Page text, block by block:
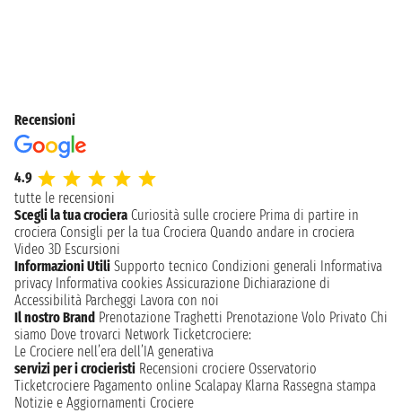
Recensioni
4.9
tutte le recensioni
Scegli la tua crociera Curiosità sulle crociere Prima di partire in
crociera Consigli per la tua Crociera Quando andare in crociera
Video 3D Escursioni
Informazioni Utili Supporto tecnico Condizioni generali Informativa
privacy Informativa cookies Assicurazione Dichiarazione di
Accessibilità Parcheggi Lavora con noi
Il nostro Brand Prenotazione Traghetti Prenotazione Volo Privato Chi
siamo Dove trovarci Network Ticketcrociere:
Le Crociere nell’era dell’IA generativa
servizi per i crocieristi Recensioni crociere Osservatorio
Ticketcrociere Pagamento online Scalapay Klarna Rassegna stampa
Notizie e Aggiornamenti Crociere